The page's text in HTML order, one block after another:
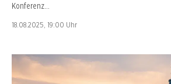
Konferenz…
18.08.2025, 19:00 Uhr